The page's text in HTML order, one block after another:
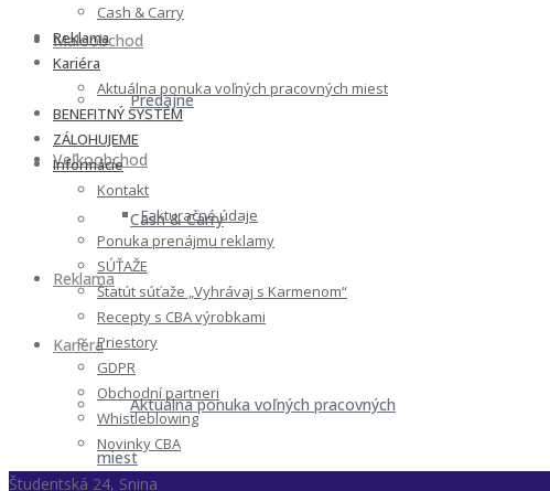
Maloobchod
Predajne
Veľkoobchod
Cash & Carry
Reklama
Kariéra
Aktuálna ponuka voľných pracovných
miest
Cash & Carry
Reklama
Kariéra
Aktuálna ponuka voľných pracovných miest
BENEFITNÝ SYSTÉM
ZÁLOHUJEME
Informácie
Kontakt
Fakturačné údaje
Ponuka prenájmu reklamy
SÚŤAŽE
Štatút súťaže „Vyhrávaj s Karmenom“
Recepty s CBA výrobkami
Priestory
GDPR
Obchodní partneri
Whistleblowing
Novinky CBA
Študentská 24, Snina